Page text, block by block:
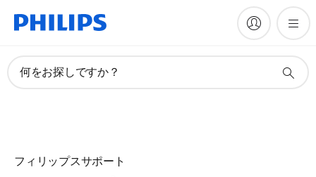
何をお探しですか？
フィリップスサポート